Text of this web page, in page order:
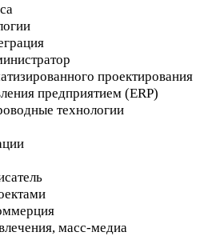
проектирования
предприятием (ERP)
технологии
масс-медиа